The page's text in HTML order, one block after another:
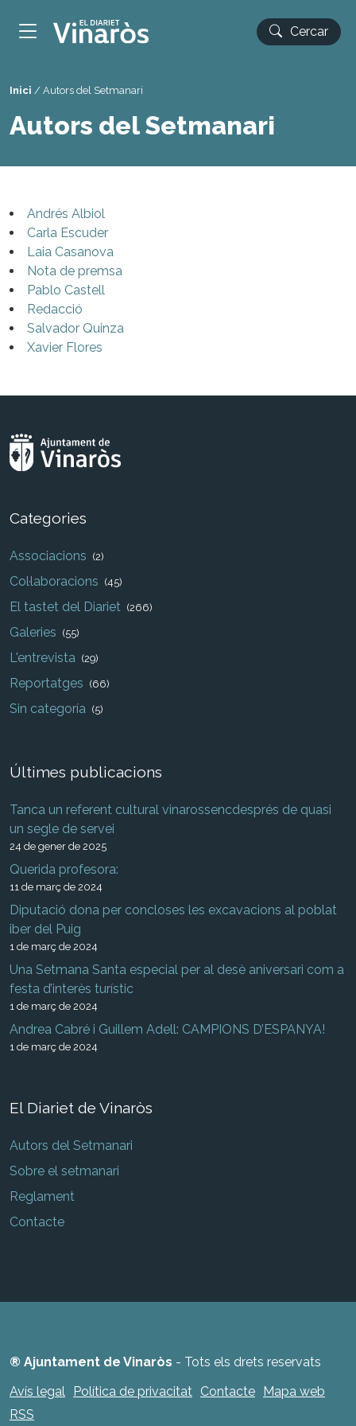
Cercar
Inici / Autors del Setmanari
Autors del Setmanari
Andrés Albiol
Carla Escuder
Laia Casanova
Nota de premsa
Pablo Castell
Redacció
Salvador Quinza
Xavier Flores
Categories
Associacions (2)
Col·laboracions (45)
El tastet del Diariet (266)
Galeries (55)
L'entrevista (29)
Reportatges (66)
Sin categoría (5)
Últimes publicacions
Tanca un referent cultural vinarossencdesprés de quasi
un segle de servei
24 de gener de 2025
Querida profesora:
11 de març de 2024
Diputació dona per concloses les excavacions al poblat
iber del Puig
1 de març de 2024
Una Setmana Santa especial per al desè aniversari com a
festa d’interès turístic
1 de març de 2024
Andrea Cabré i Guillem Adell: CAMPIONS D’ESPANYA!
1 de març de 2024
El Diariet de Vinaròs
Autors del Setmanari
Sobre el setmanari
Reglament
Contacte
® Ajuntament de Vinaròs - Tots els drets reservats
Avís legal
Política de privacitat Contacte Mapa web
RSS